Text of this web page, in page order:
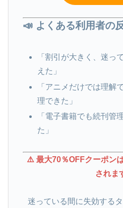
📣 よくある利用者の
「割引が大きく、迷っ
えた」
「アニメだけでは理解
理できた」
「電子書籍でも続刊管
た」
⚠️ 最大70％OFFクーポン
されま
迷っている間に失効する